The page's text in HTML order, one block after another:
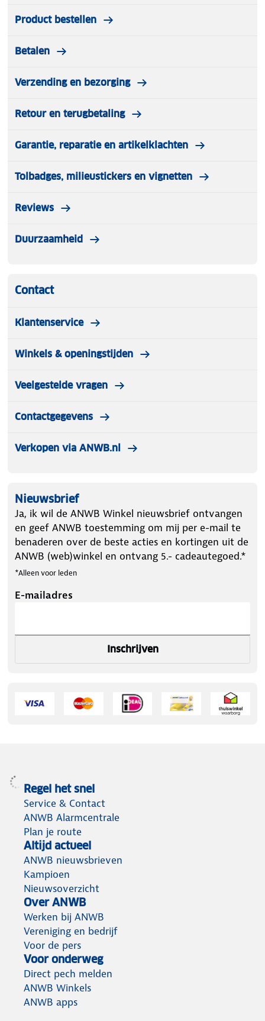
Product bestellen
Betalen
Verzending en bezorging
Retour en terugbetaling
Garantie, reparatie en artikelklachten
Tolbadges, milieustickers en vignetten
Reviews
Duurzaamheid
Contact
Klantenservice
Winkels & openingstijden
Veelgestelde vragen
Contactgegevens
Verkopen via ANWB.nl
Nieuwsbrief
Ja, ik wil de ANWB Winkel nieuwsbrief ontvangen
en geef ANWB toestemming om mij per e-mail te
benaderen over de beste acties en kortingen uit de
ANWB (web)winkel en ontvang 5.- cadeautegoed.*
*Alleen voor leden
E-mailadres
Inschrijven
Regel het snel
Service & Contact
ANWB Alarmcentrale
Plan je route
Altijd actueel
ANWB nieuwsbrieven
Kampioen
Nieuwsoverzicht
Over ANWB
Werken bij ANWB
Vereniging en bedrijf
Voor de pers
Voor onderweg
Direct pech melden
ANWB Winkels
ANWB apps